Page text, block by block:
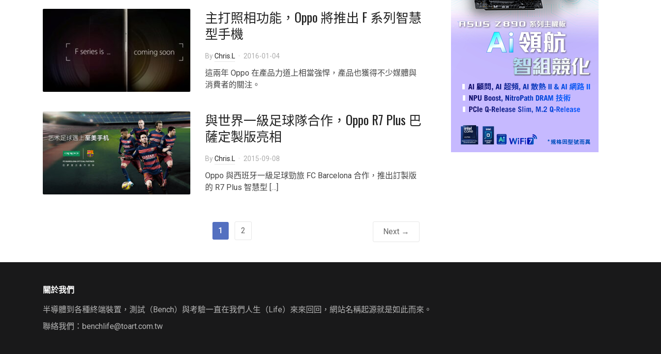
主打照相功能，Oppo 將推出 F 系列智慧
型手機
ByChris.L 2016-01-04
這兩年 Oppo 在產品力道上相當強悍，產品也獲得不少媒體與
消費者的關注。
與世界一級足球隊合作，Oppo R7 Plus 巴
薩定製版亮相
ByChris.L 2015-09-08
Oppo 與西班牙一級足球勁旅 FC Barcelona 合作，推出訂製版
的 R7 Plus 智慧型 […]
1 2 Next →
關於我們
半導體到各種終端裝置，測試（Bench）與考驗一直在我們人生（Life）來來回回，網站名稱起源就是如此而來。
聯絡我們： benchlife@toart.com.tw